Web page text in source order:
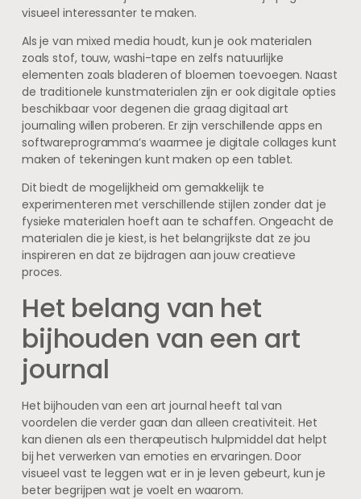
visueel interessanter te maken.
Als je van mixed media houdt, kun je ook materialen
zoals stof, touw, washi-tape en zelfs natuurlijke
elementen zoals bladeren of bloemen toevoegen. Naast
de traditionele kunstmaterialen zijn er ook digitale opties
beschikbaar voor degenen die graag digitaal art
journaling willen proberen. Er zijn verschillende apps en
softwareprogramma’s waarmee je digitale collages kunt
maken of tekeningen kunt maken op een tablet.
Dit biedt de mogelijkheid om gemakkelijk te
experimenteren met verschillende stijlen zonder dat je
fysieke materialen hoeft aan te schaffen. Ongeacht de
materialen die je kiest, is het belangrijkste dat ze jou
inspireren en dat ze bijdragen aan jouw creatieve
proces.
Het belang van het
bijhouden van een art
journal
Het bijhouden van een art journal heeft tal van
voordelen die verder gaan dan alleen creativiteit. Het
kan dienen als een therapeutisch hulpmiddel dat helpt
bij het verwerken van emoties en ervaringen. Door
visueel vast te leggen wat er in je leven gebeurt, kun je
beter begrijpen wat je voelt en waarom.